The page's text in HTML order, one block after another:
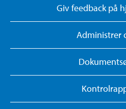
Giv feedback på
Administrer